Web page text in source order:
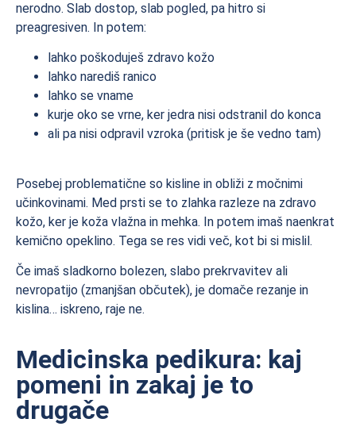
nerodno. Slab dostop, slab pogled, pa hitro si
preagresiven. In potem:
lahko poškoduješ zdravo kožo
lahko narediš ranico
lahko se vname
kurje oko se vrne, ker jedra nisi odstranil do konca
ali pa nisi odpravil vzroka (pritisk je še vedno tam)
Posebej problematične so kisline in obliži z močnimi
učinkovinami. Med prsti se to zlahka razleze na zdravo
kožo, ker je koža vlažna in mehka. In potem imaš naenkrat
kemično opeklino. Tega se res vidi več, kot bi si mislil.
Če imaš sladkorno bolezen, slabo prekrvavitev ali
nevropatijo (zmanjšan občutek), je domače rezanje in
kislina… iskreno, raje ne.
Medicinska pedikura: kaj
pomeni in zakaj je to
drugače